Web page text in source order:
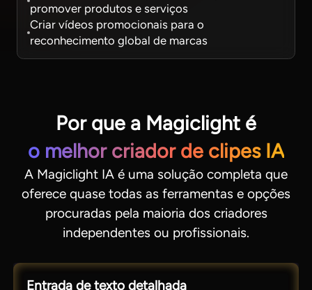
promover produtos e serviços
Criar vídeos promocionais para o
reconhecimento global de marcas
Por que a Magiclight é
o melhor criador de clipes IA
A Magiclight IA é uma solução completa que
oferece quase todas as ferramentas e opções
procuradas pela maioria dos criadores
independentes ou profissionais.
Entrada de texto detalhada